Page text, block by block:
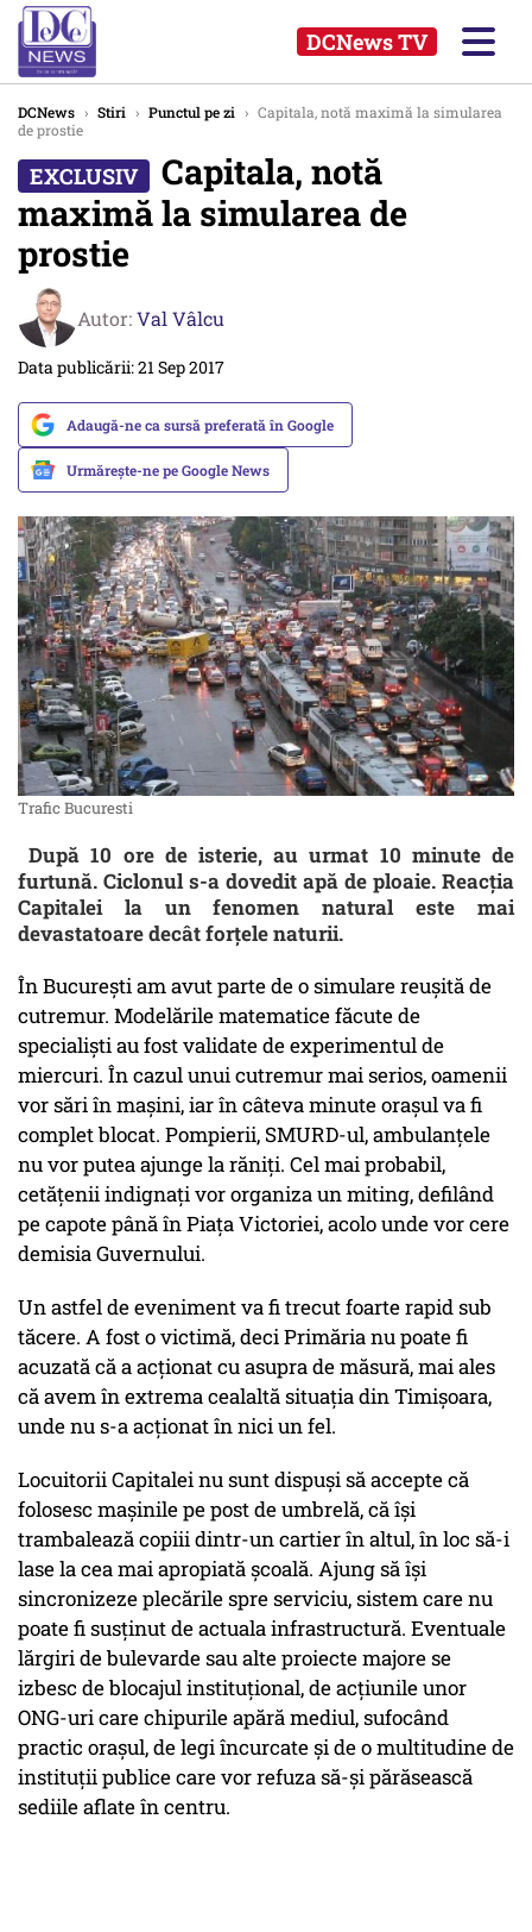
DCNews TV
DCNews › Stiri › Punctul pe zi › Capitala, notă maximă la simularea
de prostie
Capitala, notă
maximă la simularea de
prostie
Autor:Val Vâlcu
Data publicării: 21 Sep 2017
Adaugă-ne ca sursă preferată în Google
Urmărește-ne pe Google News
Trafic Bucuresti
După 10 ore de isterie, au urmat 10 minute de
furtună. Ciclonul s-a dovedit apă de ploaie. Reacția
Capitalei la un fenomen natural este mai
devastatoare decât forțele naturii.
În București am avut parte de o simulare reușită de
cutremur. Modelările matematice făcute de
specialiști au fost validate de experimentul de
miercuri. În cazul unui cutremur mai serios, oamenii
vor sări în mașini, iar în câteva minute orașul va fi
complet blocat. Pompierii, SMURD-ul, ambulanțele
nu vor putea ajunge la răniți. Cel mai probabil,
cetățenii indignați vor organiza un miting, defilând
pe capote până în Piața Victoriei, acolo unde vor cere
demisia Guvernului.
Un astfel de eveniment va fi trecut foarte rapid sub
tăcere. A fost o victimă, deci Primăria nu poate fi
acuzată că a acționat cu asupra de măsură, mai ales
că avem în extrema cealaltă situația din Timișoara,
unde nu s-a acționat în nici un fel.
Locuitorii Capitalei nu sunt dispuși să accepte că
folosesc mașinile pe post de umbrelă, că își
trambalează copiii dintr-un cartier în altul, în loc să-i
lase la cea mai apropiată școală. Ajung să își
sincronizeze plecările spre serviciu, sistem care nu
poate fi susținut de actuala infrastructură. Eventuale
lărgiri de bulevarde sau alte proiecte majore se
izbesc de blocajul instituțional, de acțiunile unor
ONG-uri care chipurile apără mediul, sufocând
practic orașul, de legi încurcate și de o multitudine de
instituții publice care vor refuza să-și părăsească
sediile aflate în centru.